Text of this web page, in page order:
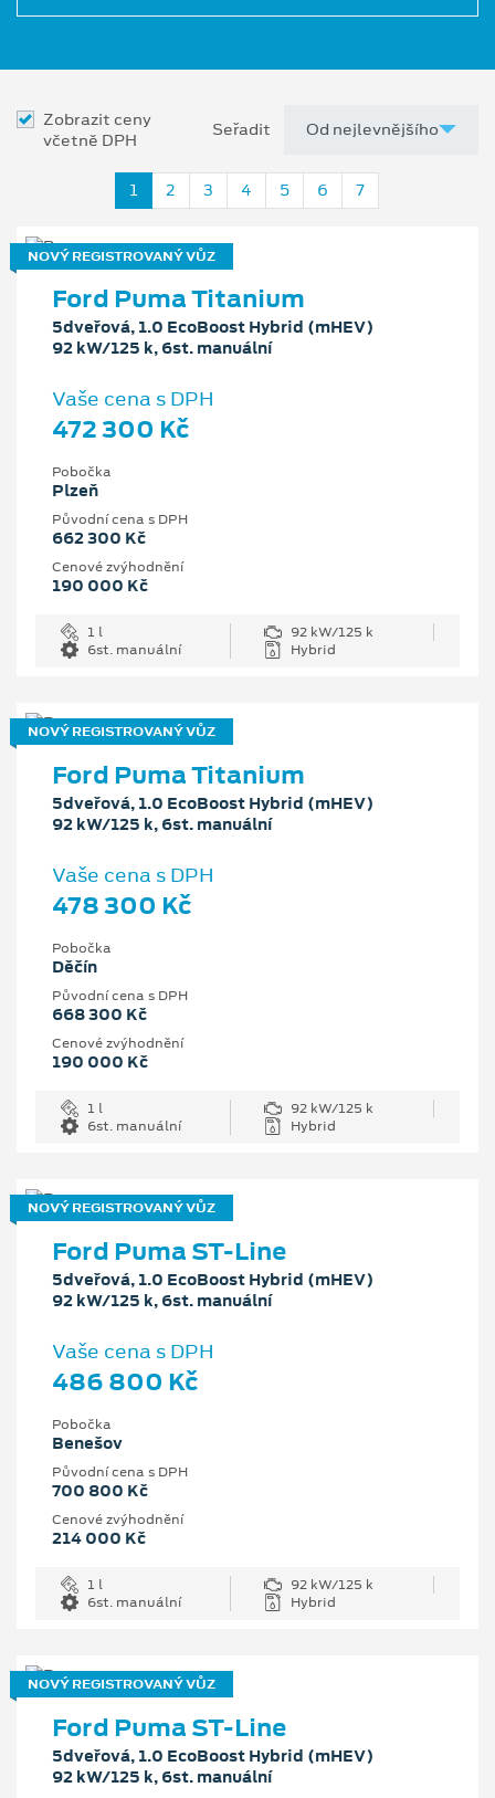
Zobrazit ceny
včetně DPH
Seřadit
1 2 3 4 5 6 7
NOVÝ REGISTROVANÝ VŮZ
Ford Puma Titanium
5dveřová, 1.0 EcoBoost Hybrid (mHEV)
92 kW/125 k, 6st. manuální
Vaše cena s DPH
472 300 Kč
Pobočka
Plzeň
Původní cena s DPH
662 300 Kč
Cenové zvýhodnění
190 000 Kč
1 l
92 kW/125 k
6st. manuální
Hybrid
NOVÝ REGISTROVANÝ VŮZ
Ford Puma Titanium
5dveřová, 1.0 EcoBoost Hybrid (mHEV)
92 kW/125 k, 6st. manuální
Vaše cena s DPH
478 300 Kč
Pobočka
Děčín
Původní cena s DPH
668 300 Kč
Cenové zvýhodnění
190 000 Kč
1 l
92 kW/125 k
6st. manuální
Hybrid
NOVÝ REGISTROVANÝ VŮZ
Ford Puma ST-Line
5dveřová, 1.0 EcoBoost Hybrid (mHEV)
92 kW/125 k, 6st. manuální
Vaše cena s DPH
486 800 Kč
Pobočka
Benešov
Původní cena s DPH
700 800 Kč
Cenové zvýhodnění
214 000 Kč
1 l
92 kW/125 k
6st. manuální
Hybrid
NOVÝ REGISTROVANÝ VŮZ
Ford Puma ST-Line
5dveřová, 1.0 EcoBoost Hybrid (mHEV)
92 kW/125 k, 6st. manuální